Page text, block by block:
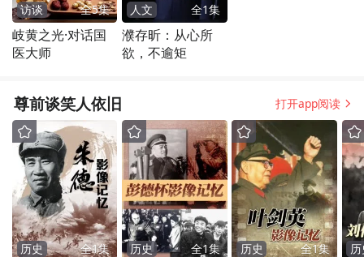
访谈 全5集
岐黄之光·对话国
医大师
人文 全1集
濮存昕：从心所
欲，不逾矩
尊前谈笑人依旧 打开app阅读
历史 全1集 历史 全1集 历史 全1集